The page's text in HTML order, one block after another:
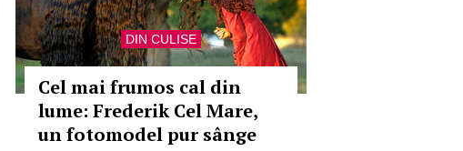
DIN CULISE
Cel mai frumos cal din
lume: Frederik Cel Mare,
un fotomodel pur sânge